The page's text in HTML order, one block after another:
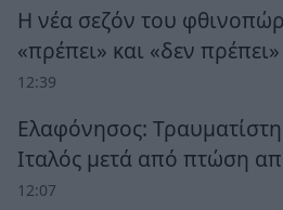
Η νέα σεζόν του
«πρέπει» και «δεν πρέπει»
12:39
Ελαφόνησος:
Ιταλός μετά από πτώση
12:07